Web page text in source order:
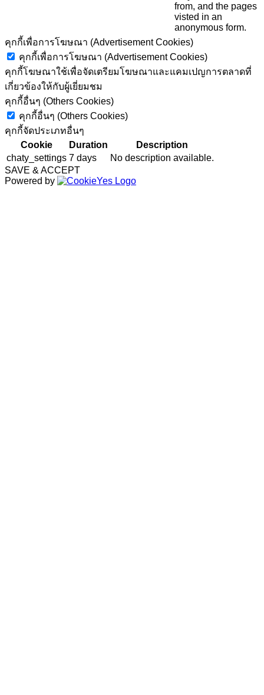
from, and the pages
visted in an
anonymous form.
คุกกี้เพื่อการโฆษณา (Advertisement Cookies)
คุกกี้เพื่อการโฆษณา (Advertisement Cookies)
คุกกี้โฆษณาใช้เพื่อจัดเตรียมโฆษณาและแคมเปญการตลาดที่
เกี่ยวข้องให้กับผู้เยี่ยมชม
คุกกี้อื่นๆ (Others Cookies)
คุกกี้อื่นๆ (Others Cookies)
คุกกี้จัดประเภทอื่นๆ
Cookie
Duration
Description
chaty_settings 7 days
No description available.
SAVE & ACCEPT
Powered by